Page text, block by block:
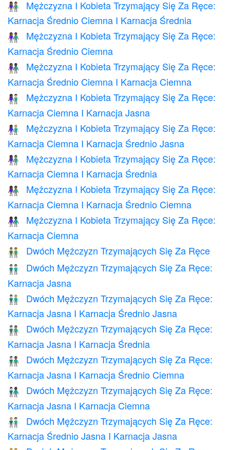
👩🏾‍🤝‍👨🏽
Mężczyzna I Kobieta Trzymający Się Za Ręce:
Karnacja Średnio Ciemna I Karnacja Średnia
👫🏾
Mężczyzna I Kobieta Trzymający Się Za Ręce:
Karnacja Średnio Ciemna
👩🏾‍🤝‍👨🏿
Mężczyzna I Kobieta Trzymający Się Za Ręce:
Karnacja Średnio Ciemna I Karnacja Ciemna
👩🏿‍🤝‍👨🏻
Mężczyzna I Kobieta Trzymający Się Za Ręce:
Karnacja Ciemna I Karnacja Jasna
👩🏿‍🤝‍👨🏼
Mężczyzna I Kobieta Trzymający Się Za Ręce:
Karnacja Ciemna I Karnacja Średnio Jasna
👩🏿‍🤝‍👨🏽
Mężczyzna I Kobieta Trzymający Się Za Ręce:
Karnacja Ciemna I Karnacja Średnia
👩🏿‍🤝‍👨🏾
Mężczyzna I Kobieta Trzymający Się Za Ręce:
Karnacja Ciemna I Karnacja Średnio Ciemna
👫🏿
Mężczyzna I Kobieta Trzymający Się Za Ręce:
Karnacja Ciemna
👬 Dwóch Mężczyzn Trzymających Się Za Ręce
👬🏻
Dwóch Mężczyzn Trzymających Się Za Ręce:
Karnacja Jasna
👨🏻‍🤝‍👨🏼
Dwóch Mężczyzn Trzymających Się Za Ręce:
Karnacja Jasna I Karnacja Średnio Jasna
👨🏻‍🤝‍👨🏽
Dwóch Mężczyzn Trzymających Się Za Ręce:
Karnacja Jasna I Karnacja Średnia
👨🏻‍🤝‍👨🏾
Dwóch Mężczyzn Trzymających Się Za Ręce:
Karnacja Jasna I Karnacja Średnio Ciemna
👨🏻‍🤝‍👨🏿
Dwóch Mężczyzn Trzymających Się Za Ręce:
Karnacja Jasna I Karnacja Ciemna
👨🏼‍🤝‍👨🏻
Dwóch Mężczyzn Trzymających Się Za Ręce:
Karnacja Średnio Jasna I Karnacja Jasna